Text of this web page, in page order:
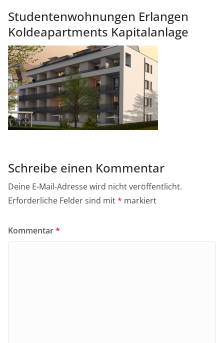
Studentenwohnungen Erlangen
Koldeapartments Kapitalanlage
Schreibe einen Kommentar
Deine E-Mail-Adresse wird nicht veröffentlicht.
Erforderliche Felder sind mit* markiert
Kommentar*